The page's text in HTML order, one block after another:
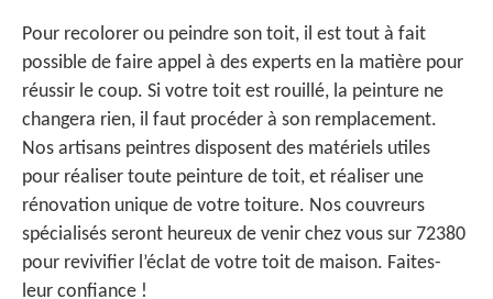
Pour recolorer ou peindre son toit, il est tout à fait
possible de faire appel à des experts en la matière pour
réussir le coup. Si votre toit est rouillé, la peinture ne
changera rien, il faut procéder à son remplacement.
Nos artisans peintres disposent des matériels utiles
pour réaliser toute peinture de toit, et réaliser une
rénovation unique de votre toiture. Nos couvreurs
spécialisés seront heureux de venir chez vous sur 72380
pour revivifier l’éclat de votre toit de maison. Faites-
leur confiance !